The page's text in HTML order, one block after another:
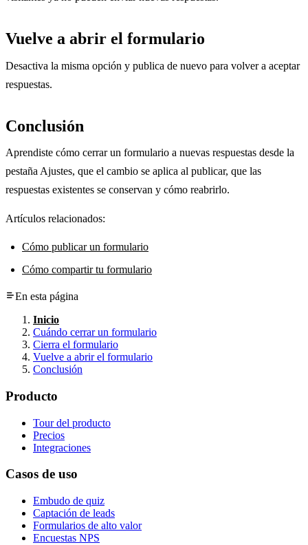
Vuelve a abrir el formulario
Desactiva la misma opción y publica de nuevo para volver a aceptar
respuestas.
Conclusión
Aprendiste cómo cerrar un formulario a nuevas respuestas desde la
pestaña Ajustes, que el cambio se aplica al publicar, que las
respuestas existentes se conservan y cómo reabrirlo.
Artículos relacionados:
Cómo publicar un formulario
Cómo compartir tu formulario
En esta página
Inicio
Cuándo cerrar un formulario
Cierra el formulario
Vuelve a abrir el formulario
Conclusión
Producto
Tour del producto
Precios
Integraciones
Casos de uso
Embudo de quiz
Captación de leads
Formularios de alto valor
Encuestas NPS